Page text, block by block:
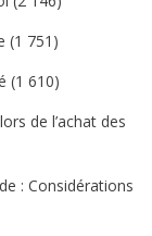
(1 751)
(1 610)
de l’achat des
: Considérations